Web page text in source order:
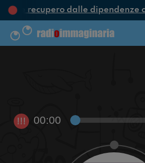
e recupero dalle dipendenze
!!! 00:00